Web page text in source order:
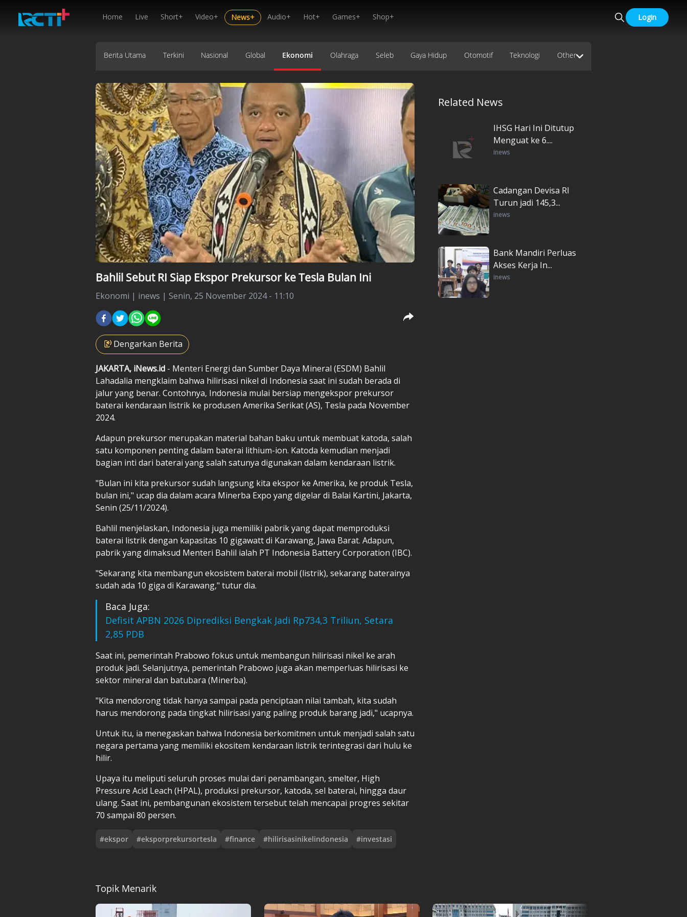
Home Live Short+ Video+ News+ Audio+ Hot+ Games+ Shop+ Login
Berita Utama Terkini Nasional Global Ekonomi Olahraga Seleb Gaya Hidup Otomotif Teknologi Other
Bahlil Sebut RI Siap Ekspor Prekursor ke Tesla Bulan Ini
Ekonomi | inews | Senin, 25 November 2024 - 11:10
Dengarkan Berita
JAKARTA, iNews.id - Menteri Energi dan Sumber Daya Mineral (ESDM) Bahlil
Lahadalia mengklaim bahwa hilirisasi nikel di Indonesia saat ini sudah berada di
jalur yang benar. Contohnya, Indonesia mulai bersiap mengekspor prekursor
baterai kendaraan listrik ke produsen Amerika Serikat (AS), Tesla pada November
2024.
Adapun prekursor merupakan material bahan baku untuk membuat katoda, salah
satu komponen penting dalam baterai lithium-ion. Katoda kemudian menjadi
bagian inti dari baterai yang salah satunya digunakan dalam kendaraan listrik.
"Bulan ini kita prekursor sudah langsung kita ekspor ke Amerika, ke produk Tesla,
bulan ini," ucap dia dalam acara Minerba Expo yang digelar di Balai Kartini, Jakarta,
Senin (25/11/2024).
Bahlil menjelaskan, Indonesia juga memiliki pabrik yang dapat memproduksi
baterai listrik dengan kapasitas 10 gigawatt di Karawang, Jawa Barat. Adapun,
pabrik yang dimaksud Menteri Bahlil ialah PT Indonesia Battery Corporation (IBC).
"Sekarang kita membangun ekosistem baterai mobil (listrik), sekarang baterainya
sudah ada 10 giga di Karawang," tutur dia.
Baca Juga:
Defisit APBN 2026 Diprediksi Bengkak Jadi Rp734,3 Triliun, Setara
2,85 PDB
Saat ini, pemerintah Prabowo fokus untuk membangun hilirisasi nikel ke arah
produk jadi. Selanjutnya, pemerintah Prabowo juga akan memperluas hilirisasi ke
sektor mineral dan batubara (Minerba).
"Kita mendorong tidak hanya sampai pada penciptaan nilai tambah, kita sudah
harus mendorong pada tingkat hilirisasi yang paling produk barang jadi," ucapnya.
Untuk itu, ia menegaskan bahwa Indonesia berkomitmen untuk menjadi salah satu
negara pertama yang memiliki ekositem kendaraan listrik terintegrasi dari hulu ke
hilir.
Upaya itu meliputi seluruh proses mulai dari penambangan, smelter, High
Pressure Acid Leach (HPAL), produksi prekursor, katoda, sel baterai, hingga daur
ulang. Saat ini, pembangunan ekosistem tersebut telah mencapai progres sekitar
70 sampai 80 persen.
#ekspor #eksporprekursortesla #finance #hilirisasinikelindonesia #investasi
Related News
IHSG Hari Ini Ditutup
Menguat ke 6....
inews
Cadangan Devisa RI
Turun jadi 145,3...
inews
Bank Mandiri Perluas
Akses Kerja In...
inews
Topik Menarik